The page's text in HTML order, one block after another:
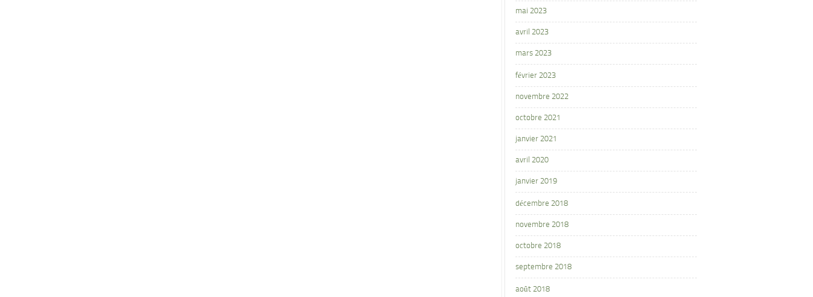
mai 2023
avril 2023
mars 2023
février 2023
novembre 2022
octobre 2021
janvier 2021
avril 2020
janvier 2019
décembre 2018
novembre 2018
octobre 2018
septembre 2018
août 2018